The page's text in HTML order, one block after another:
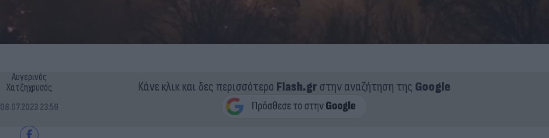
Αυγερινός
Χατζηχρυσός
08.07.2023 23:59
Κάνε κλικ και δες περισσότερο Flash.grστην αναζήτηση της Google